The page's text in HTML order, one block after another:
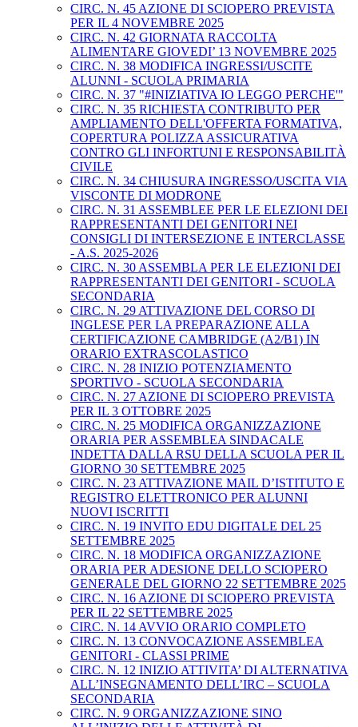
CIRC. N. 45 AZIONE DI SCIOPERO PREVISTA
PER IL 4 NOVEMBRE 2025
CIRC. N. 42 GIORNATA RACCOLTA
ALIMENTARE GIOVEDI’ 13 NOVEMBRE 2025
CIRC. N. 38 MODIFICA INGRESSI/USCITE
ALUNNI - SCUOLA PRIMARIA
CIRC. N. 37 "#INIZIATIVA IO LEGGO PERCHE'"
CIRC. N. 35 RICHIESTA CONTRIBUTO PER
AMPLIAMENTO DELL'OFFERTA FORMATIVA,
COPERTURA POLIZZA ASSICURATIVA
CONTRO GLI INFORTUNI E RESPONSABILITÀ
CIVILE
CIRC. N. 34 CHIUSURA INGRESSO/USCITA VIA
VISCONTE DI MODRONE
CIRC. N. 31 ASSEMBLEE PER LE ELEZIONI DEI
RAPPRESENTANTI DEI GENITORI NEI
CONSIGLI DI INTERSEZIONE E INTERCLASSE
- A.S. 2025-2026
CIRC. N. 30 ASSEMBLA PER LE ELEZIONI DEI
RAPPRESENTANTI DEI GENITORI - SCUOLA
SECONDARIA
CIRC. N. 29 ATTIVAZIONE DEL CORSO DI
INGLESE PER LA PREPARAZIONE ALLA
CERTIFICAZIONE CAMBRIDGE (A2/B1) IN
ORARIO EXTRASCOLASTICO
CIRC. N. 28 INIZIO POTENZIAMENTO
SPORTIVO - SCUOLA SECONDARIA
CIRC. N. 27 AZIONE DI SCIOPERO PREVISTA
PER IL 3 OTTOBRE 2025
CIRC. N. 25 MODIFICA ORGANIZZAZIONE
ORARIA PER ASSEMBLEA SINDACALE
INDETTA DALLA RSU DELLA SCUOLA PER IL
GIORNO 30 SETTEMBRE 2025
CIRC. N. 23 ATTIVAZIONE MAIL D’ISTITUTO E
REGISTRO ELETTRONICO PER ALUNNI
NUOVI ISCRITTI
CIRC. N. 19 INVITO EDU DIGITALE DEL 25
SETTEMBRE 2025
CIRC. N. 18 MODIFICA ORGANIZZAZIONE
ORARIA PER ADESIONE DELLO SCIOPERO
GENERALE DEL GIORNO 22 SETTEMBRE 2025
CIRC. N. 16 AZIONE DI SCIOPERO PREVISTA
PER IL 22 SETTEMBRE 2025
CIRC. N. 14 AVVIO ORARIO COMPLETO
CIRC. N. 13 CONVOCAZIONE ASSEMBLEA
GENITORI - CLASSI PRIME
CIRC. N. 12 INIZIO ATTIVITA’ DI ALTERNATIVA
ALL’INSEGNAMENTO DELL’IRC – SCUOLA
SECONDARIA
CIRC. N. 9 ORGANIZZAZIONE SINO